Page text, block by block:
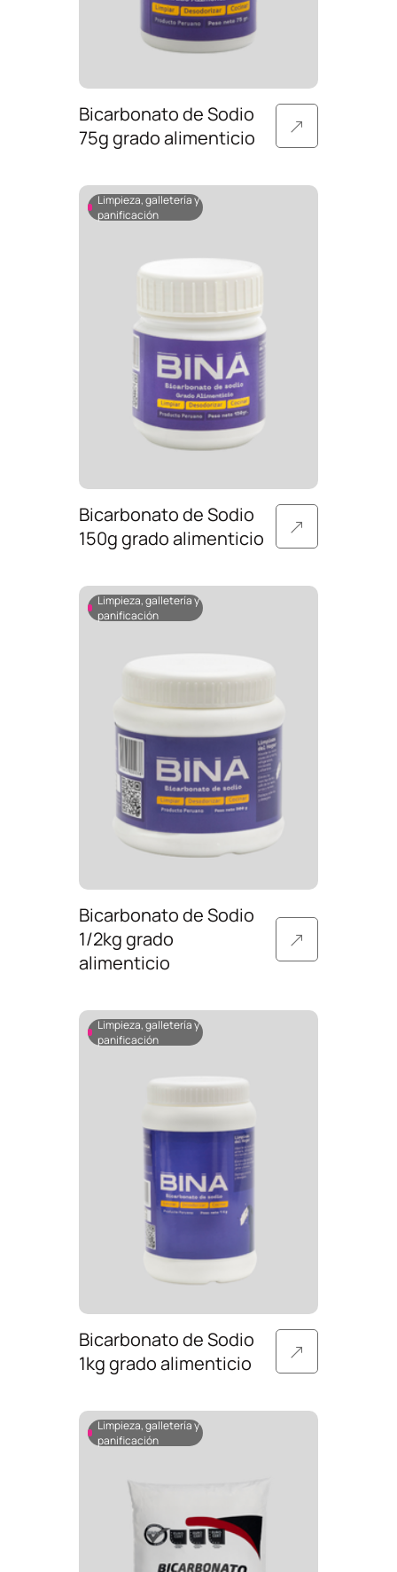
Bicarbonato de Sodio
75g grado alimenticio
Limpieza, galletería y
panificación
Bicarbonato de Sodio
150g grado alimenticio
Limpieza, galletería y
panificación
Bicarbonato de Sodio
1/2kg grado
alimenticio
Limpieza, galletería y
panificación
Bicarbonato de Sodio
1kg grado alimenticio
Limpieza, galletería y
panificación